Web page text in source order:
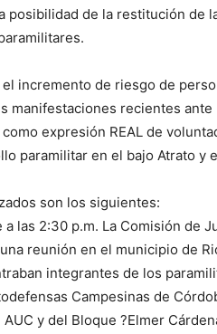
posibilidad de la restitución de
incremento de riesgo de
manifestaciones recientes
como expresión REAL de
paramilitar en el bajo Atrato y
son los siguientes:
las 2:30 p.m. La Comisión de
reunión en el municipio de
integrantes de los
Campesinas de
y del Bloque ?Elmer